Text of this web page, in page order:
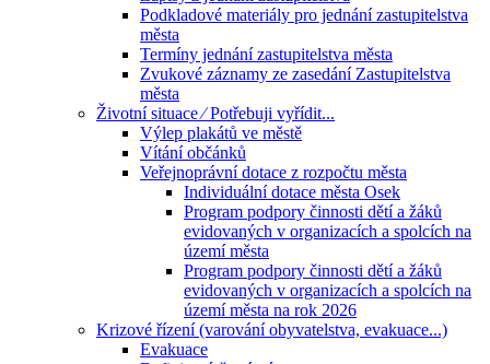
Podkladové materiály pro jednání zastupitelstva
města
Termíny jednání zastupitelstva města
Zvukové záznamy ze zasedání Zastupitelstva
města
Životní situace ⁄ Potřebuji vyřídit...
Výlep plakátů ve městě
Vítání občánků
Veřejnoprávní dotace z rozpočtu města
Individuální dotace města Osek
Program podpory činnosti dětí a žáků
evidovaných v organizacích a spolcích na
území města
Program podpory činnosti dětí a žáků
evidovaných v organizacích a spolcích na
území města na rok 2026
Krizové řízení (varování obyvatelstva, evakuace...)
Evakuace